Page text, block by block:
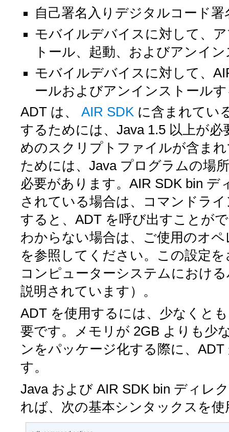
自己署名入りデジタルコード
モバイルデバイスに対して、
トール、起動、およびアンイ
モバイルデバイスに対して、
ールおよびアンインストール
ADT は、 AIR SDK に含まれてい
するためには、Java 1.5 以上が
めのスクリプトファイルが含ま
ためには、Java プログラムの場
必要があります。AIR SDK bin デ
されている場合は、コマンドラ
すると、ADT を呼び出すことが
わからない場合は、ご使用のオ
を参照してください。この設定
コンピューターシステムにおけ
説明されています）。
ADT を使用するには、少なくと
要です。メモリが 2GB よりも少
ンをパッケージ化する際に、
す。
Java および AIR SDK bin ディレ
れば、次の基本シンタックスを